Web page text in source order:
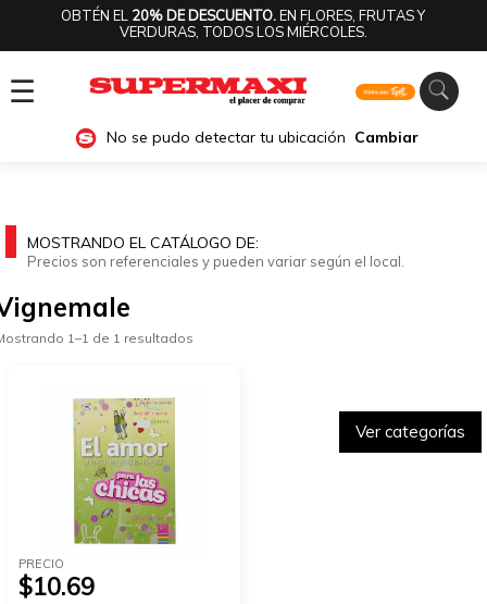
OBTÉN EL 20% DE DESCUENTO.EN FLORES, FRUTAS Y
VERDURAS, TODOS LOS MIÉRCOLES.
☰
No se pudo detectar tu ubicación Cambiar
Ver categorías
MOSTRANDO EL CATÁLOGO DE:
Precios son referenciales y pueden variar según el local.
1–1 de 1 resultados
PRECIO
$10.69